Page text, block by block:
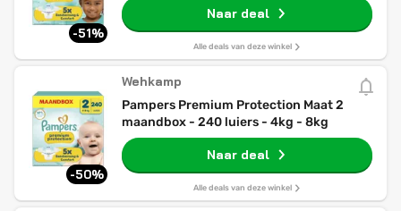
-51%
Naar deal
Alle deals van deze winkel
-50%
Wehkamp
Pampers Premium Protection Maat 2
maandbox - 240 luiers - 4kg - 8kg
Naar deal
Alle deals van deze winkel